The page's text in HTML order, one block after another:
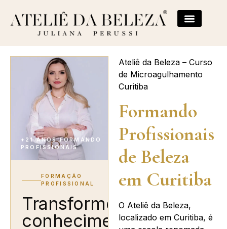
+21 ANOS FORMANDO
PROFISSIONAIS
FORMAÇÃO
PROFISSIONAL
Transforme
conhecimento
Ateliê da Beleza – Curso
de Microagulhamento
Curitiba
Formando
Profissionais
de Beleza
em Curitiba
O Ateliê da Beleza,
localizado em Curitiba, é